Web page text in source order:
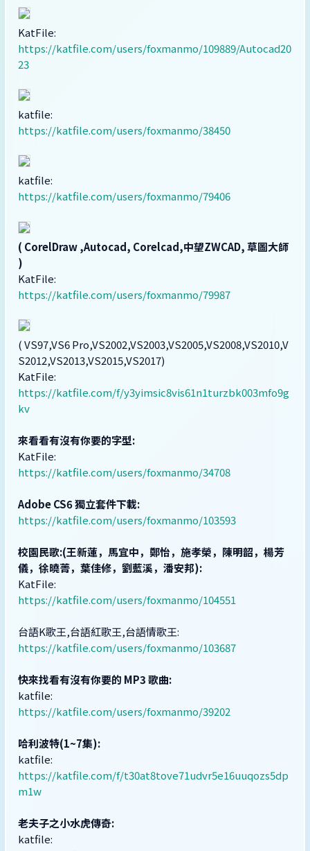
KatFile:
https://katfile.com/users/foxmanmo/109889/Autocad20
23
katfile:
https://katfile.com/users/foxmanmo/38450
katfile:
https://katfile.com/users/foxmanmo/79406
( CorelDraw ,Autocad, Corelcad,中望ZWCAD, 草圖大師
)
KatFile:
https://katfile.com/users/foxmanmo/79987
( VS97,VS6 Pro,VS2002,VS2003,VS2005,VS2008,VS2010,V
S2012,VS2013,VS2015,VS2017)
KatFile:
https://katfile.com/f/y3yimsic8vis61n1turzbk003mfo9g
kv
來看看有沒有你要的字型:
KatFile:
https://katfile.com/users/foxmanmo/34708
Adobe CS6 獨立套件下載:
https://katfile.com/users/foxmanmo/103593
校園民歌:(王新蓮，馬宜中，鄭怡，施孝榮，陳明韶，楊芳
儀，徐曉菁，葉佳修，劉藍溪，潘安邦):
KatFile:
https://katfile.com/users/foxmanmo/104551
台語K歌王,台語紅歌王,台語情歌王:
https://katfile.com/users/foxmanmo/103687
快來找看有沒有你要的 MP3 歌曲:
katfile:
https://katfile.com/users/foxmanmo/39202
哈利波特(1~7集):
katfile:
https://katfile.com/f/t30at8tove71udvr5e16uuqozs5dp
m1w
老夫子之小水虎傳奇:
katfile: